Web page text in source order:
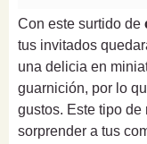
Con este surtido de
tus invitados
una delicia en
guarnición, por lo
gustos. Este tipo de
sorprender a tus